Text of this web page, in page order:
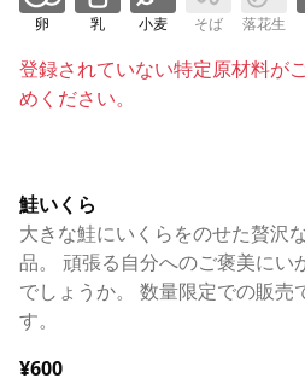
卵 乳 小麦 そば 落花生
登録されていない特定原材料が
めください。
鮭いくら
大きな鮭にいくらをのせた贅沢
品。 頑張る自分へのご褒美にい
でしょうか。 数量限定での販売
す。
¥600